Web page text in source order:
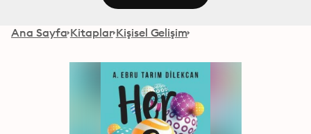
Ana Sayfa Kitaplar Kişisel Gelişim